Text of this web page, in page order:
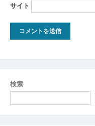
サイト
検索